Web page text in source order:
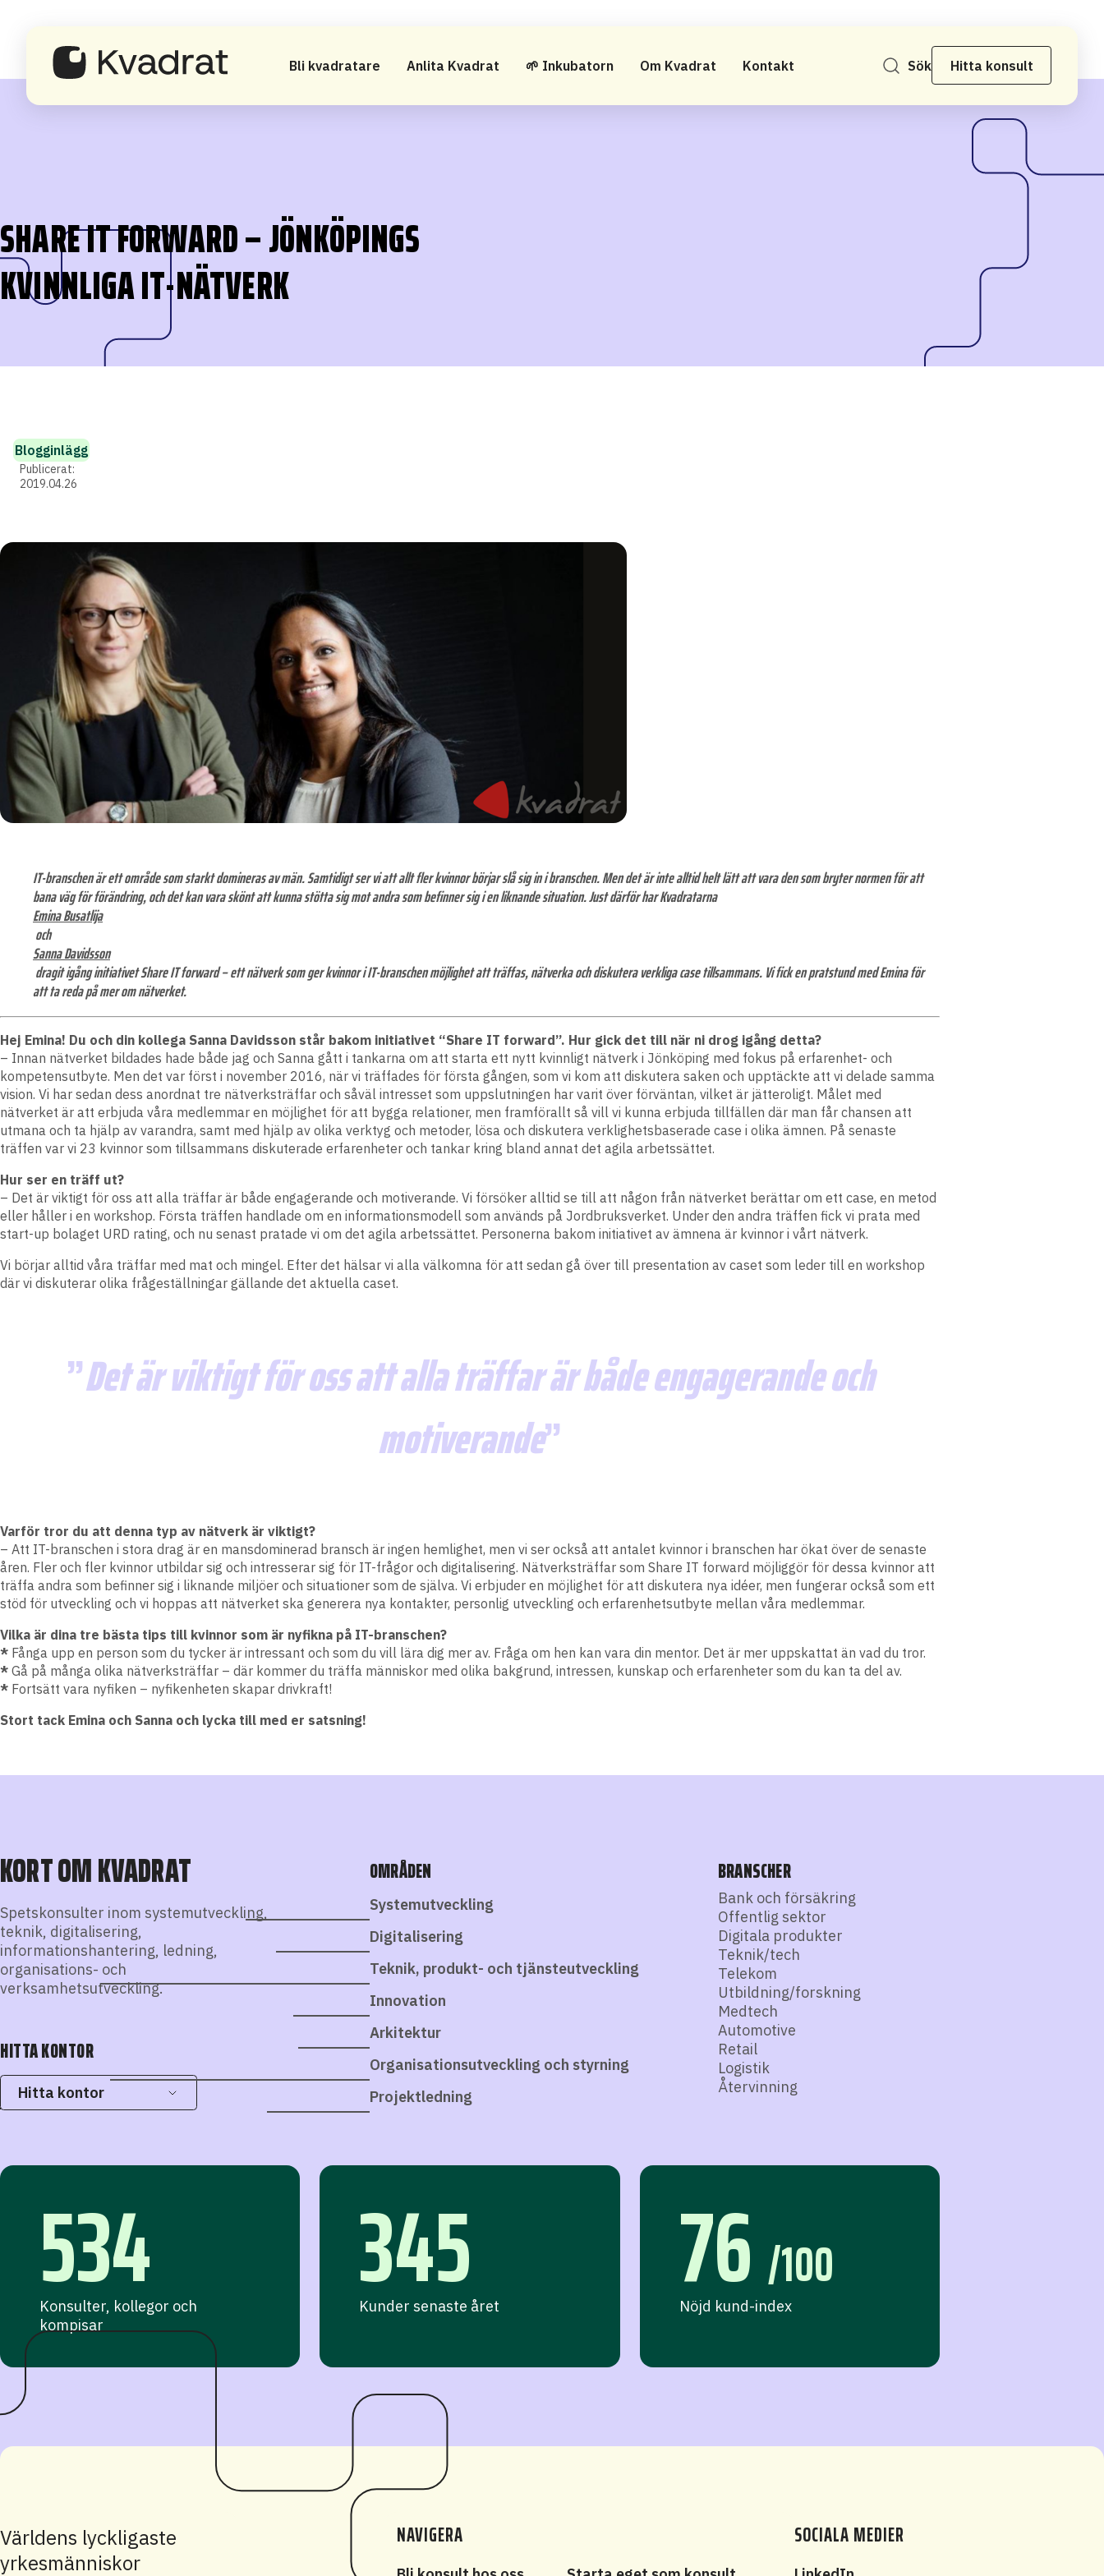
Bli kvadratare Anlita Kvadrat 🌱 Inkubatorn Om Kvadrat Kontakt Sök Hitta konsult
SHARE IT FORWARD – JÖNKÖPINGS
KVINNLIGA IT-NÄTVERK
Blogginlägg
Publicerat:
2019.04.26
IT-branschen är ett område som starkt domineras av män. Samtidigt ser vi att allt fler kvinnor börjar slå sig in i branschen. Men det är inte alltid helt lätt att vara den som bryter normen för att
bana väg för förändring, och det kan vara skönt att kunna stötta sig mot andra som befinner sig i en liknande situation. Just därför har Kvadratarna
Emina Busatlija
och
Sanna Davidsson
dragit igång initiativet Share IT forward – ett nätverk som ger kvinnor i IT-branschen möjlighet att träffas, nätverka och diskutera verkliga case tillsammans. Vi fick en pratstund med Emina för
att ta reda på mer om nätverket.
Hej Emina! Du och din kollega Sanna Davidsson står bakom initiativet “Share IT forward”. Hur gick det till när ni drog igång detta?
– Innan nätverket bildades hade både jag och Sanna gått i tankarna om att starta ett nytt kvinnligt nätverk i Jönköping med fokus på erfarenhet- och
kompetensutbyte. Men det var först i november 2016, när vi träffades för första gången, som vi kom att diskutera saken och upptäckte att vi delade samma
vision. Vi har sedan dess anordnat tre nätverksträffar och såväl intresset som uppslutningen har varit över förväntan, vilket är jätteroligt. Målet med
nätverket är att erbjuda våra medlemmar en möjlighet för att bygga relationer, men framförallt så vill vi kunna erbjuda tillfällen där man får chansen att
utmana och ta hjälp av varandra, samt med hjälp av olika verktyg och metoder, lösa och diskutera verklighetsbaserade case i olika ämnen. På senaste
träffen var vi 23 kvinnor som tillsammans diskuterade erfarenheter och tankar kring bland annat det agila arbetssättet.
Hur ser en träff ut?
– Det är viktigt för oss att alla träffar är både engagerande och motiverande. Vi försöker alltid se till att någon från nätverket berättar om ett case, en metod
eller håller i en workshop. Första träffen handlade om en informationsmodell som används på Jordbruksverket. Under den andra träffen fick vi prata med
start-up bolaget URD rating, och nu senast pratade vi om det agila arbetssättet. Personerna bakom initiativet av ämnena är kvinnor i vårt nätverk.
Vi börjar alltid våra träffar med mat och mingel. Efter det hälsar vi alla välkomna för att sedan gå över till presentation av caset som leder till en workshop
där vi diskuterar olika frågeställningar gällande det aktuella caset.
Det är viktigt för oss att alla träffar är både engagerande och
motiverande
Varför tror du att denna typ av nätverk är viktigt?
– Att IT-branschen i stora drag är en mansdominerad bransch är ingen hemlighet, men vi ser också att antalet kvinnor i branschen har ökat över de senaste
åren. Fler och fler kvinnor utbildar sig och intresserar sig för IT-frågor och digitalisering. Nätverksträffar som Share IT forward möjliggör för dessa kvinnor att
träffa andra som befinner sig i liknande miljöer och situationer som de själva. Vi erbjuder en möjlighet för att diskutera nya idéer, men fungerar också som ett
stöd för utveckling och vi hoppas att nätverket ska generera nya kontakter, personlig utveckling och erfarenhetsutbyte mellan våra medlemmar.
Vilka är dina tre bästa tips till kvinnor som är nyfikna på IT-branschen?
* Fånga upp en person som du tycker är intressant och som du vill lära dig mer av. Fråga om hen kan vara din mentor. Det är mer uppskattat än vad du tror.
* Gå på många olika nätverksträffar – där kommer du träffa människor med olika bakgrund, intressen, kunskap och erfarenheter som du kan ta del av.
* Fortsätt vara nyfiken – nyfikenheten skapar drivkraft!
Stort tack Emina och Sanna och lycka till med er satsning!
KORT OM KVADRAT
Spetskonsulter inom systemutveckling,
teknik, digitalisering,
informationshantering, ledning,
organisations- och
verksamhetsutveckling.
HITTA KONTOR
Hitta kontor
OMRÅDEN
Systemutveckling
Digitalisering
Teknik, produkt- och tjänsteutveckling
Innovation
Arkitektur
Organisationsutveckling och styrning
Projektledning
BRANSCHER
Bank och försäkring
Offentlig sektor
Digitala produkter
Teknik/tech
Telekom
Utbildning/forskning
Medtech
Automotive
Retail
Logistik
Återvinning
534
Konsulter, kollegor och
kompisar
345
Kunder senaste året 76 /100
Nöjd kund-index
NAVIGERA SOCIALA MEDIER
Världens lyckligaste
yrkesmänniskor